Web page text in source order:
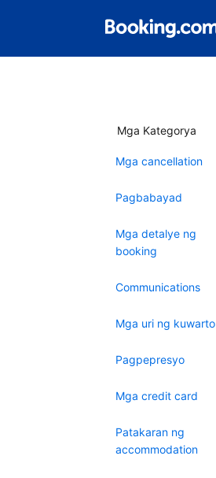
Mga Kategorya
Mga cancellation
Pagbabayad
Mga detalye ng
booking
Communications
Mga uri ng kuwarto
Pagpepresyo
Mga credit card
Patakaran ng
accommodation